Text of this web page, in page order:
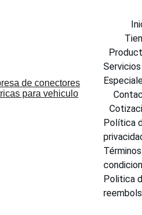
Servicios
Política
Politica